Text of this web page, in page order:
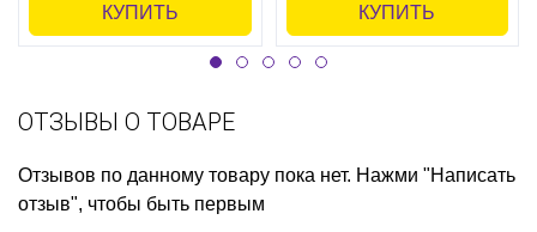
КУПИТЬ КУПИТЬ
ОТЗЫВЫ О ТОВАРЕ
Отзывов по данному товару пока нет. Нажми "Написать
отзыв", чтобы быть первым